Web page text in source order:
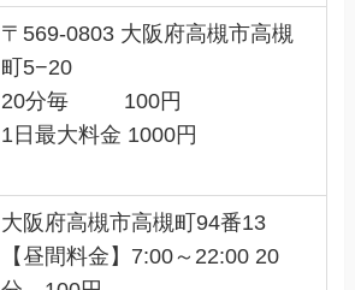
〒569-0803 大阪府高槻市高槻
町5−20
20分毎 100円
1日最大料金 1000円
大阪府高槻市高槻町94番13
【昼間料金】7:00～22:00 20